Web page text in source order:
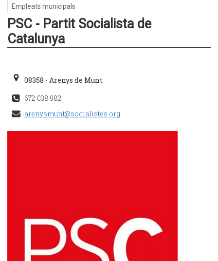
Empleats municipals
PSC - Partit Socialista de
Catalunya
08358 - Arenys de Munt
672 038 982
arenysmunt@socialistes.org